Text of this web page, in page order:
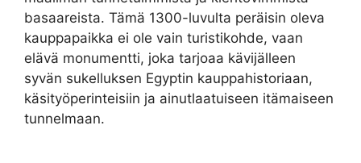
basaareista. Tämä 1300-luvulta peräisin oleva
kauppapaikka ei ole vain turistikohde, vaan
elävä monumentti, joka tarjoaa kävijälleen
syvän sukelluksen Egyptin kauppahistoriaan,
käsityöperinteisiin ja ainutlaatuiseen itämaiseen
tunnelmaan.